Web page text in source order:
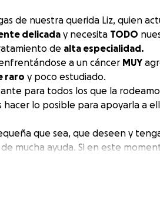
de nuestra querida Liz, quien
delicada y necesita TODO
de alta especialidad.
a un cáncer MUY
raro y poco estudiado.
para todos los que la
hacer lo posible para apoyarla a
que sea, que deseen y
mucha ayuda. Si en este
este link entre tus